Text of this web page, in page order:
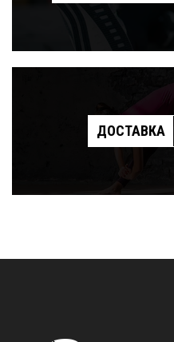
ДОСТАВКА